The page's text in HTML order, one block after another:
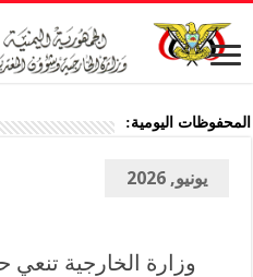
المحفوظات اليومية:
يونيو, 2026
وزارة الخارجية